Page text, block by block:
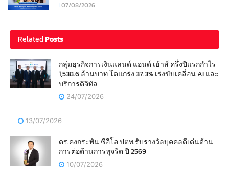
07/08/2026
RelatedPosts
กลุ่มธุรกิจการเงินแลนด์ แอนด์ เฮ้าส์ ครึ่งปีแรกกำไร
1,538.6 ล้านบาท โตแกร่ง 37.3% เร่งขับเคลื่อน AI และ
บริการดิจิทัล
24/07/2026
13/07/2026
ดร.คงกระพัน ซีอีโอ ปตท.รับรางวัลบุคคลดีเด่นด้าน
การต่อต้านการทุจริต ปี 2569
10/07/2026